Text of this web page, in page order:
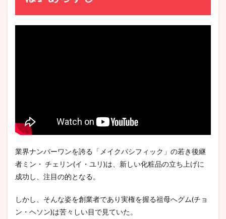
業界ナンバーワンを誇る「メイクパシフィック」の若き後継
者ミン・ チェリン(イ・ユリ)は、新しい化粧品の立ち上げに
成功し、注目の的となる。
しかし、そんな姿を創業者であり実権を握る祖母へグム(チョ
ン・ヘソン)は苦々しい目で見ていた。